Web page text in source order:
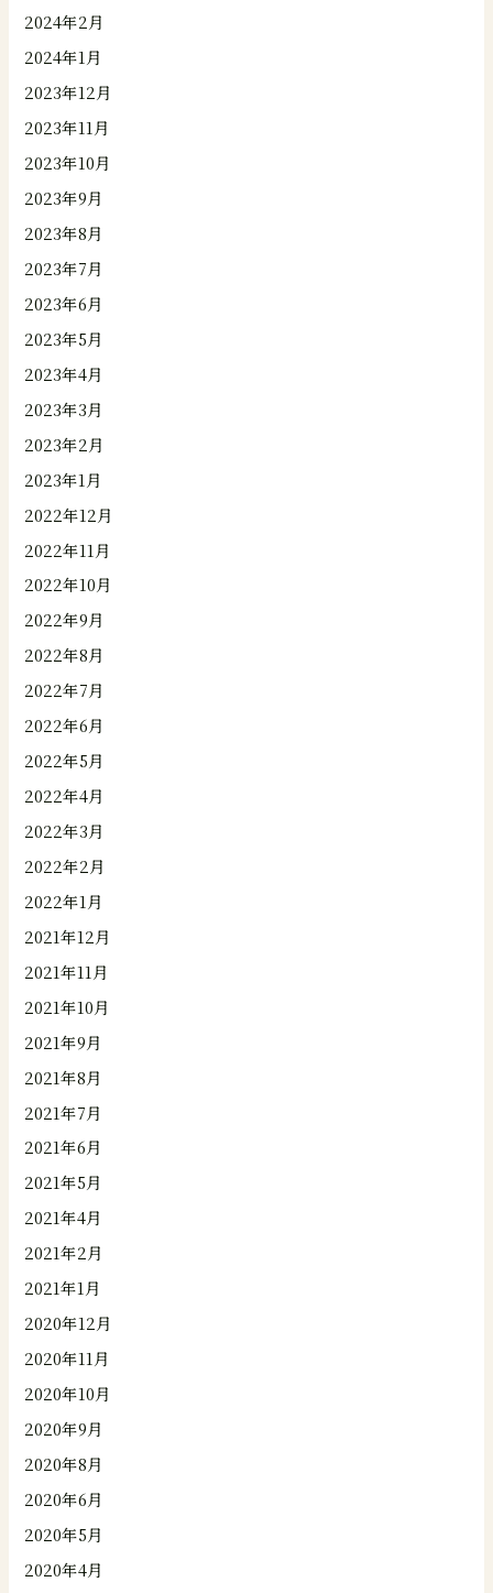
2024年2月
2024年1月
2023年12月
2023年11月
2023年10月
2023年9月
2023年8月
2023年7月
2023年6月
2023年5月
2023年4月
2023年3月
2023年2月
2023年1月
2022年12月
2022年11月
2022年10月
2022年9月
2022年8月
2022年7月
2022年6月
2022年5月
2022年4月
2022年3月
2022年2月
2022年1月
2021年12月
2021年11月
2021年10月
2021年9月
2021年8月
2021年7月
2021年6月
2021年5月
2021年4月
2021年2月
2021年1月
2020年12月
2020年11月
2020年10月
2020年9月
2020年8月
2020年6月
2020年5月
2020年4月